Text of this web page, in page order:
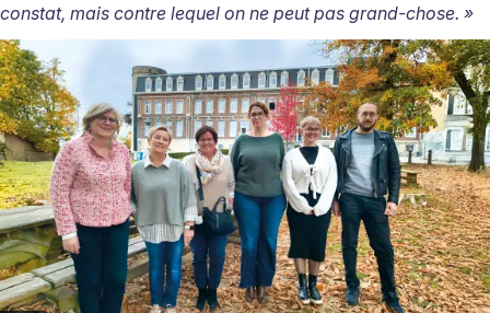
constat, mais contre lequel on ne peut pas grand-chose. »